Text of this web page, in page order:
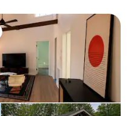
appréciés